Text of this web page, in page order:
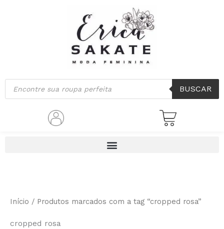
Pesquisar
produtos
BUSCAR
Início / Produtos marcados com a tag “cropped rosa”
cropped rosa